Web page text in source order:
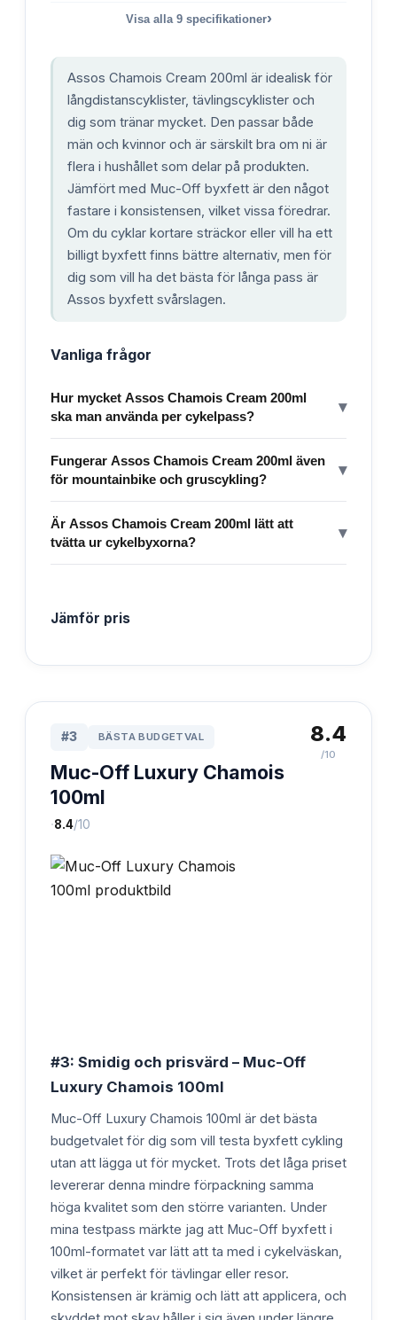
Visa alla 9specifikationer›
Assos Chamois Cream 200ml är idealisk för
långdistanscyklister, tävlingscyklister och
dig som tränar mycket. Den passar både
män och kvinnor och är särskilt bra om ni är
flera i hushållet som delar på produkten.
Jämfört med Muc-Off byxfett är den något
fastare i konsistensen, vilket vissa föredrar.
Om du cyklar kortare sträckor eller vill ha ett
billigt byxfett finns bättre alternativ, men för
dig som vill ha det bästa för långa pass är
Assos byxfett svårslagen.
Vanliga frågor
Hur mycket Assos Chamois Cream 200ml
ska man använda per cykelpass?
▾
Fungerar Assos Chamois Cream 200ml även
för mountainbike och gruscykling?
▾
Är Assos Chamois Cream 200ml lätt att
tvätta ur cykelbyxorna?
▾
Jämför pris
#3 BÄSTA BUDGETVAL
Muc-Off Luxury Chamois
100ml
·8.4/10
8.4
/10
#3: Smidig och prisvärd – Muc-Off
Luxury Chamois 100ml
Muc-Off Luxury Chamois 100ml är det bästa
budgetvalet för dig som vill testa byxfett cykling
utan att lägga ut för mycket. Trots det låga priset
levererar denna mindre förpackning samma
höga kvalitet som den större varianten. Under
mina testpass märkte jag att Muc-Off byxfett i
100ml-formatet var lätt att ta med i cykelväskan,
vilket är perfekt för tävlingar eller resor.
Konsistensen är krämig och lätt att applicera, och